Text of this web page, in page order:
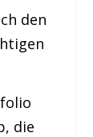
den
die